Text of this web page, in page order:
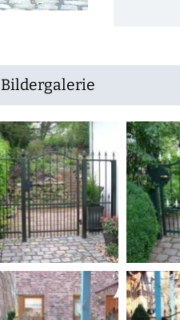
Bildergalerie